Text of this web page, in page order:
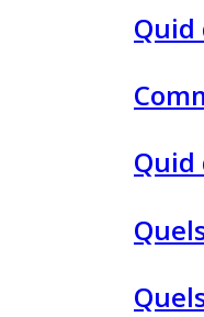
Quid
Quid